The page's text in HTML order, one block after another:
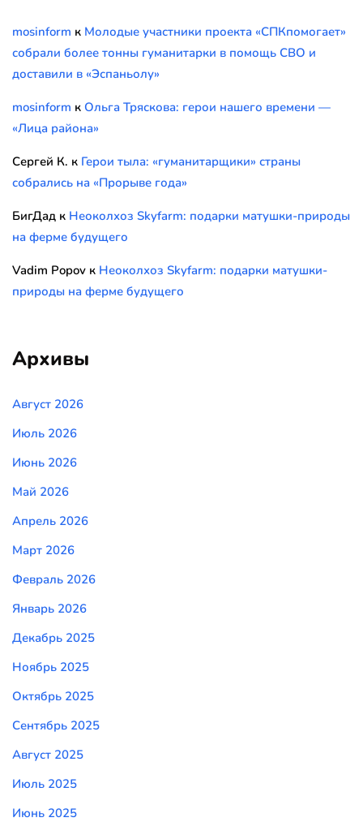
mosinform к Молодые участники проекта «СПКпомогает»
собрали более тонны гуманитарки в помощь СВО и
доставили в «Эспаньолу»
mosinform к Ольга Тряскова: герои нашего времени —
«Лица района»
Сергей К. к Герои тыла: «гуманитарщики» страны
собрались на «Прорыве года»
БигДад к Неоколхоз Skyfarm: подарки матушки-природы
на ферме будущего
Vadim Popov к Неоколхоз Skyfarm: подарки матушки-
природы на ферме будущего
Архивы
Август 2026
Июль 2026
Июнь 2026
Май 2026
Апрель 2026
Март 2026
Февраль 2026
Январь 2026
Декабрь 2025
Ноябрь 2025
Октябрь 2025
Сентябрь 2025
Август 2025
Июль 2025
Июнь 2025